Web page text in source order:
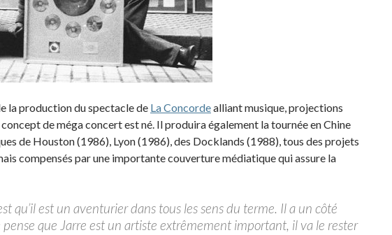
la production du spectacle de La Concordealliant musique, projections
de méga concert est né. Il produira également la tournée en Chine
de Houston (1986), Lyon (1986), des Docklands (1988), tous des projets
compensés par une importante couverture médiatique qui assure la
qu’il est un aventurier dans tous les sens du terme. Il a un côté
que Jarre est un artiste extrêmement important, il va le rester